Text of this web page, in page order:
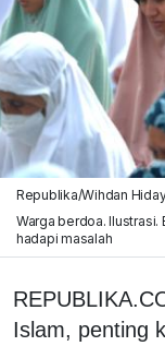
Republika/Wihdan
Warga berdoa.
hadapi masalah
Islam, penting